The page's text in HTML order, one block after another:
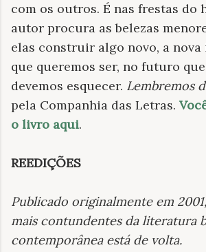
com os outros. É nas frestas do
autor procura as belezas
elas construir algo novo, a
que queremos ser, no futuro
devemos esquecer. Lembremos
pela Companhia das Letras.
o livro aqui.
REEDIÇÕES
Publicado originalmente em
mais contundentes da literatura
contemporânea está de volta.